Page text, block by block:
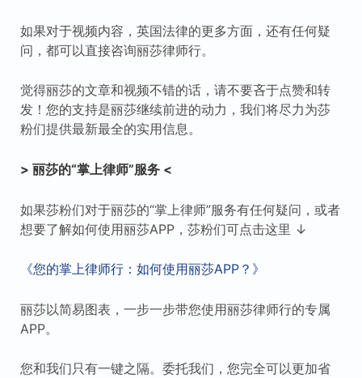
如果对于视频内容，英国法律的更多方面，还有任何疑
问，都可以直接咨询丽莎律师行。
觉得丽莎的文章和视频不错的话，请不要吝于点赞和转
发！您的支持是丽莎继续前进的动力，我们将尽力为莎
粉们提供最新最全的实用信息。
> 丽莎的“掌上律师”服务 <
如果莎粉们对于丽莎的“掌上律师”服务有任何疑问，或者
想要了解如何使用丽莎APP，莎粉们可点击这里 ↓
《您的掌上律师行：如何使用丽莎APP？》
丽莎以简易图表，一步一步带您使用丽莎律师行的专属
APP。
您和我们只有一键之隔。委托我们，您完全可以更加省